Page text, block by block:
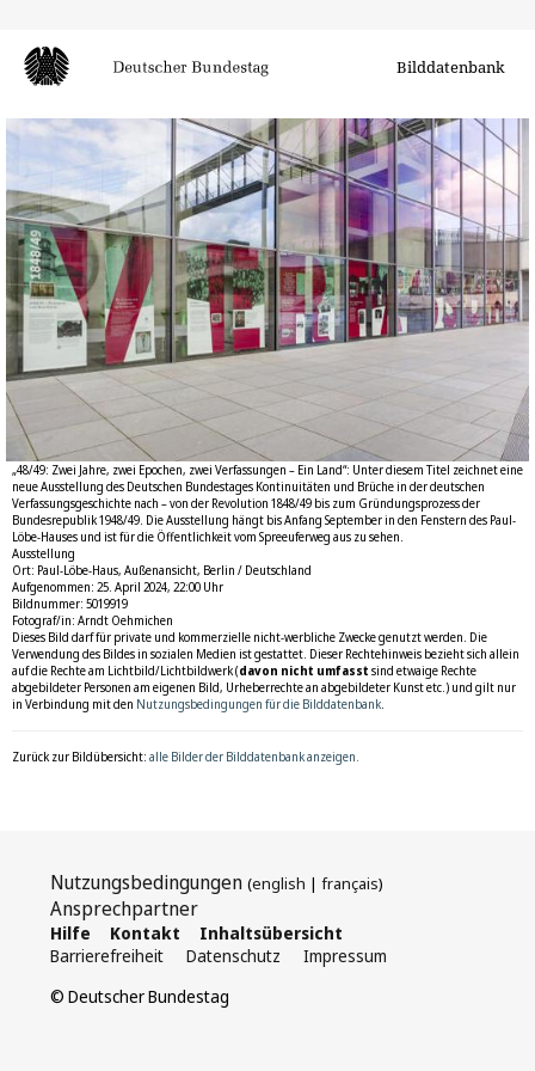
Bilddatenbank
„48/49: Zwei Jahre, zwei Epochen, zwei Verfassungen – Ein Land“: Unter diesem Titel zeichnet eine
neue Ausstellung des Deutschen Bundestages Kontinuitäten und Brüche in der deutschen
Verfassungsgeschichte nach – von der Revolution 1848/49 bis zum Gründungsprozess der
Bundesrepublik 1948/49. Die Ausstellung hängt bis Anfang September in den Fenstern des Paul-
Löbe-Hauses und ist für die Öffentlichkeit vom Spreeuferweg aus zu sehen.
Ausstellung
Ort: Paul-Löbe-Haus, Außenansicht, Berlin / Deutschland
Aufgenommen: 25. April 2024, 22:00 Uhr
Bildnummer: 5019919
Fotograf/in: Arndt Oehmichen
Dieses Bild darf für private und kommerzielle nicht-werbliche Zwecke genutzt werden. Die
Verwendung des Bildes in sozialen Medien ist gestattet. Dieser Rechtehinweis bezieht sich allein
auf die Rechte am Lichtbild/Lichtbildwerk (davon nicht umfasst sind etwaige Rechte
abgebildeter Personen am eigenen Bild, Urheberrechte an abgebildeter Kunst etc.) und gilt nur
in Verbindung mit den Nutzungsbedingungen für die Bilddatenbank.
Zurück zur Bildübersicht: alle Bilder der Bilddatenbank anzeigen.
Nutzungsbedingungen (english | français)
Ansprechpartner
Hilfe Kontakt Inhaltsübersicht
© Deutscher Bundestag
Barrierefreiheit Datenschutz Impressum